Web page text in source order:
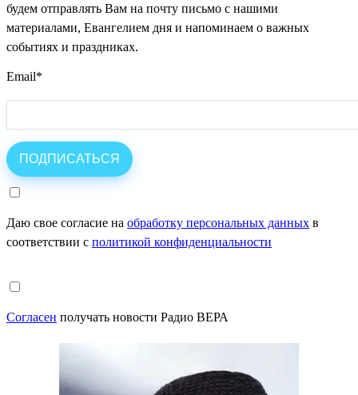
будем отправлять Вам на почту письмо с нашими
материалами, Евангелием дня и напоминаем о важных
событиях и праздниках.
Email*
Даю свое согласие на обработку персональных данных в
соответствии с политикой конфиденциальности
Согласен получать новости Радио ВЕРА